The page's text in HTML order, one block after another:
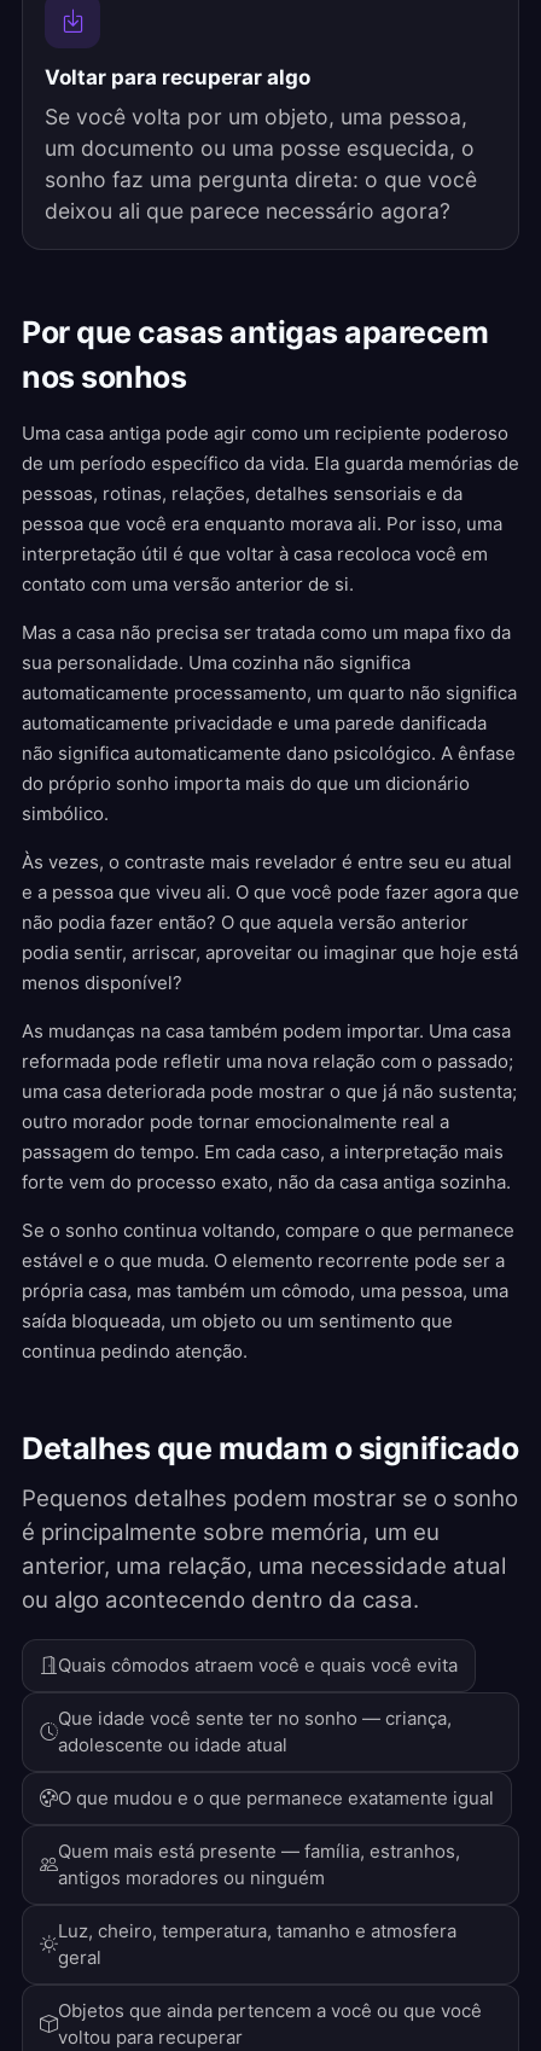
Voltar para recuperar algo
Se você volta por um objeto, uma pessoa,
um documento ou uma posse esquecida, o
sonho faz uma pergunta direta: o que você
deixou ali que parece necessário agora?
Por que casas antigas aparecem
nos sonhos
Uma casa antiga pode agir como um recipiente poderoso
de um período específico da vida. Ela guarda memórias de
pessoas, rotinas, relações, detalhes sensoriais e da
pessoa que você era enquanto morava ali. Por isso, uma
interpretação útil é que voltar à casa recoloca você em
contato com uma versão anterior de si.
Mas a casa não precisa ser tratada como um mapa fixo da
sua personalidade. Uma cozinha não significa
automaticamente processamento, um quarto não significa
automaticamente privacidade e uma parede danificada
não significa automaticamente dano psicológico. A ênfase
do próprio sonho importa mais do que um dicionário
simbólico.
Às vezes, o contraste mais revelador é entre seu eu atual
e a pessoa que viveu ali. O que você pode fazer agora que
não podia fazer então? O que aquela versão anterior
podia sentir, arriscar, aproveitar ou imaginar que hoje está
menos disponível?
As mudanças na casa também podem importar. Uma casa
reformada pode refletir uma nova relação com o passado;
uma casa deteriorada pode mostrar o que já não sustenta;
outro morador pode tornar emocionalmente real a
passagem do tempo. Em cada caso, a interpretação mais
forte vem do processo exato, não da casa antiga sozinha.
Se o sonho continua voltando, compare o que permanece
estável e o que muda. O elemento recorrente pode ser a
própria casa, mas também um cômodo, uma pessoa, uma
saída bloqueada, um objeto ou um sentimento que
continua pedindo atenção.
Detalhes que mudam o significado
Pequenos detalhes podem mostrar se o sonho
é principalmente sobre memória, um eu
anterior, uma relação, uma necessidade atual
ou algo acontecendo dentro da casa.
Quais cômodos atraem você e quais você evita
Que idade você sente ter no sonho — criança,
adolescente ou idade atual
O que mudou e o que permanece exatamente igual
Quem mais está presente — família, estranhos,
antigos moradores ou ninguém
Luz, cheiro, temperatura, tamanho e atmosfera
geral
Objetos que ainda pertencem a você ou que você
voltou para recuperar